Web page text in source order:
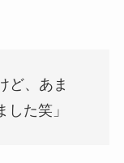
ど、あま
た笑」